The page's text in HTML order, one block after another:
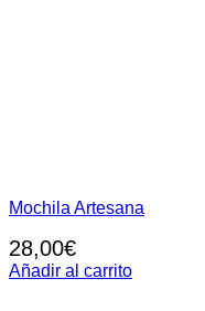
Mochila Artesana
28,00€
Añadir al carrito